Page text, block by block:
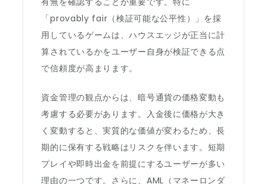
「provably fair（検証可能な公平性）」を採
用しているゲームは、ハウスエッジが正当に計
算されているかをユーザー自身が検証できる点
で信頼度が高まります。
資金管理の観点からは、暗号通貨の価格変動も
考慮する必要があります。入金後に価格が大き
く変動すると、実質的な価値が変わるため、長
期的に保有する戦略はリスクを伴います。短期
プレイや即時出金を前提にするユーザーが多い
理由の一つです。さらに、AML（マネーロンダ